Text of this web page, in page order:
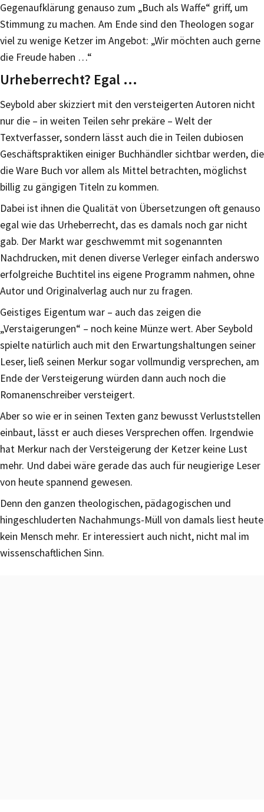
Gegenaufklärung genauso zum „Buch als Waffe“ griff, um
Stimmung zu machen. Am Ende sind den Theologen sogar
viel zu wenige Ketzer im Angebot: „Wir möchten auch gerne
die Freude haben …“
Urheberrecht? Egal …
Seybold aber skizziert mit den versteigerten Autoren nicht
nur die – in weiten Teilen sehr prekäre – Welt der
Textverfasser, sondern lässt auch die in Teilen dubiosen
Geschäftspraktiken einiger Buchhändler sichtbar werden, die
die Ware Buch vor allem als Mittel betrachten, möglichst
billig zu gängigen Titeln zu kommen.
Dabei ist ihnen die Qualität von Übersetzungen oft genauso
egal wie das Urheberrecht, das es damals noch gar nicht
gab. Der Markt war geschwemmt mit sogenannten
Nachdrucken, mit denen diverse Verleger einfach anderswo
erfolgreiche Buchtitel ins eigene Programm nahmen, ohne
Autor und Originalverlag auch nur zu fragen.
Geistiges Eigentum war – auch das zeigen die
„Verstaigerungen“ – noch keine Münze wert. Aber Seybold
spielte natürlich auch mit den Erwartungshaltungen seiner
Leser, ließ seinen Merkur sogar vollmundig versprechen, am
Ende der Versteigerung würden dann auch noch die
Romanenschreiber versteigert.
Aber so wie er in seinen Texten ganz bewusst Verluststellen
einbaut, lässt er auch dieses Versprechen offen. Irgendwie
hat Merkur nach der Versteigerung der Ketzer keine Lust
mehr. Und dabei wäre gerade das auch für neugierige Leser
von heute spannend gewesen.
Denn den ganzen theologischen, pädagogischen und
hingeschluderten Nachahmungs-Müll von damals liest heute
kein Mensch mehr. Er interessiert auch nicht, nicht mal im
wissenschaftlichen Sinn.